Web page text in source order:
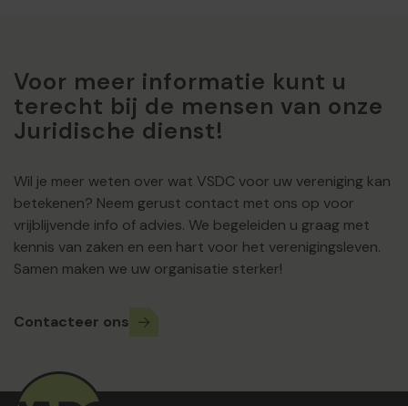
Voor meer informatie kunt u
terecht bij de mensen van onze
Juridische dienst!
Wil je meer weten over wat VSDC voor uw vereniging kan
betekenen? Neem gerust contact met ons op voor
vrijblijvende info of advies. We begeleiden u graag met
kennis van zaken en een hart voor het verenigingsleven.
Samen maken we uw organisatie sterker!
Contacteer ons